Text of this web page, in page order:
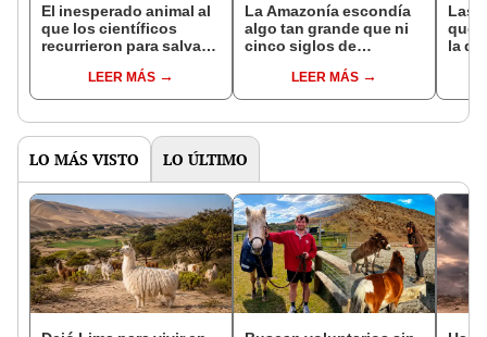
El inesperado animal al
que los científicos
recurrieron para salvar
reintroducción de un
asno salvaje está
en un paisaje con más
LEER MÁS
La Amazonía escondía
algo tan grande que ni
cinco siglos de
encontrarlo: el hallazgo
podría cambiar todo lo
pasado
LEER MÁS
Las
que
la de
LO MÁS VISTO LO ÚLTIMO